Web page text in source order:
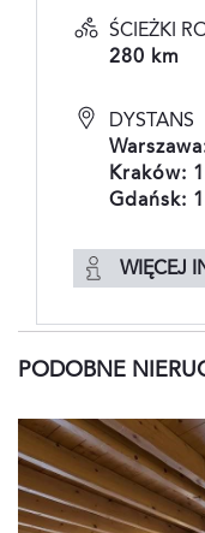
ŚCIEŻKI
280 km
DYSTANS
Kraków:
Gdańsk:
WIĘCEJ
PODOBNE